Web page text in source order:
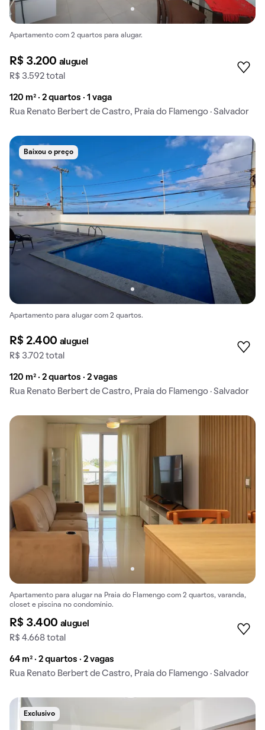
Apartamento com 2 quartos para alugar.
R$ 3.200 aluguel
R$ 3.592 total
120 m² · 2 quartos · 1 vaga
Rua Renato Berbert de Castro, Praia do Flamengo · Salvador
Baixou o preço
Apartamento para alugar com 2 quartos.
R$ 2.400 aluguel
R$ 3.702 total
120 m² · 2 quartos · 2 vagas
Rua Renato Berbert de Castro, Praia do Flamengo · Salvador
Apartamento para alugar na Praia do Flamengo com 2 quartos, varanda,
closet e piscina no condomínio.
R$ 3.400 aluguel
R$ 4.668 total
64 m² · 2 quartos · 2 vagas
Rua Renato Berbert de Castro, Praia do Flamengo · Salvador
Exclusivo